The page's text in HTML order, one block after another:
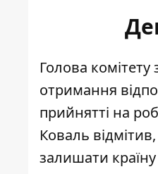
Голова
отримання
прийнятті на
Коваль
залишати